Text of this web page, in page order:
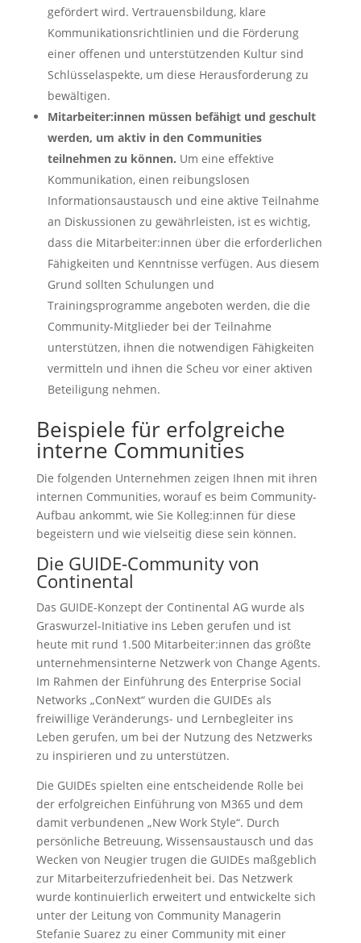
gefördert wird. Vertrauensbildung, klare
Kommunikationsrichtlinien und die Förderung
einer offenen und unterstützenden Kultur sind
Schlüsselaspekte, um diese Herausforderung zu
bewältigen.
Mitarbeiter:innen müssen befähigt und geschult
werden, um aktiv in den Communities
teilnehmen zu können. Um eine effektive
Kommunikation, einen reibungslosen
Informationsaustausch und eine aktive Teilnahme
an Diskussionen zu gewährleisten, ist es wichtig,
dass die Mitarbeiter:innen über die erforderlichen
Fähigkeiten und Kenntnisse verfügen. Aus diesem
Grund sollten Schulungen und
Trainingsprogramme angeboten werden, die die
Community-Mitglieder bei der Teilnahme
unterstützen, ihnen die notwendigen Fähigkeiten
vermitteln und ihnen die Scheu vor einer aktiven
Beteiligung nehmen.
Beispiele für erfolgreiche
interne Communities
Die folgenden Unternehmen zeigen Ihnen mit ihren
internen Communities, worauf es beim Community-
Aufbau ankommt, wie Sie Kolleg:innen für diese
begeistern und wie vielseitig diese sein können.
Die GUIDE-Community von
Continental
Das GUIDE-Konzept der Continental AG wurde als
Graswurzel-Initiative ins Leben gerufen und ist
heute mit rund 1.500 Mitarbeiter:innen das größte
unternehmensinterne Netzwerk von Change Agents.
Im Rahmen der Einführung des Enterprise Social
Networks „ConNext“ wurden die GUIDEs als
freiwillige Veränderungs- und Lernbegleiter ins
Leben gerufen, um bei der Nutzung des Netzwerks
zu inspirieren und zu unterstützen.
Die GUIDEs spielten eine entscheidende Rolle bei
der erfolgreichen Einführung von M365 und dem
damit verbundenen „New Work Style“. Durch
persönliche Betreuung, Wissensaustausch und das
Wecken von Neugier trugen die GUIDEs maßgeblich
zur Mitarbeiterzufriedenheit bei. Das Netzwerk
wurde kontinuierlich erweitert und entwickelte sich
unter der Leitung von Community Managerin
Stefanie Suarez zu einer Community mit einer